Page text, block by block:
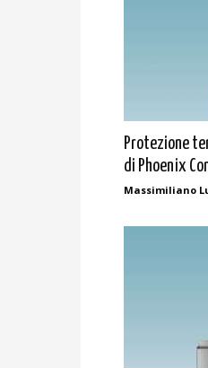
Protezione
di Phoenix
Massimiliano